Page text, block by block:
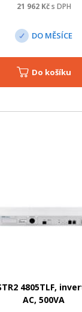
21 962Kč s DPH
DO MĚSÍCE
Do košíku
4805TLF,
AC, 500VA